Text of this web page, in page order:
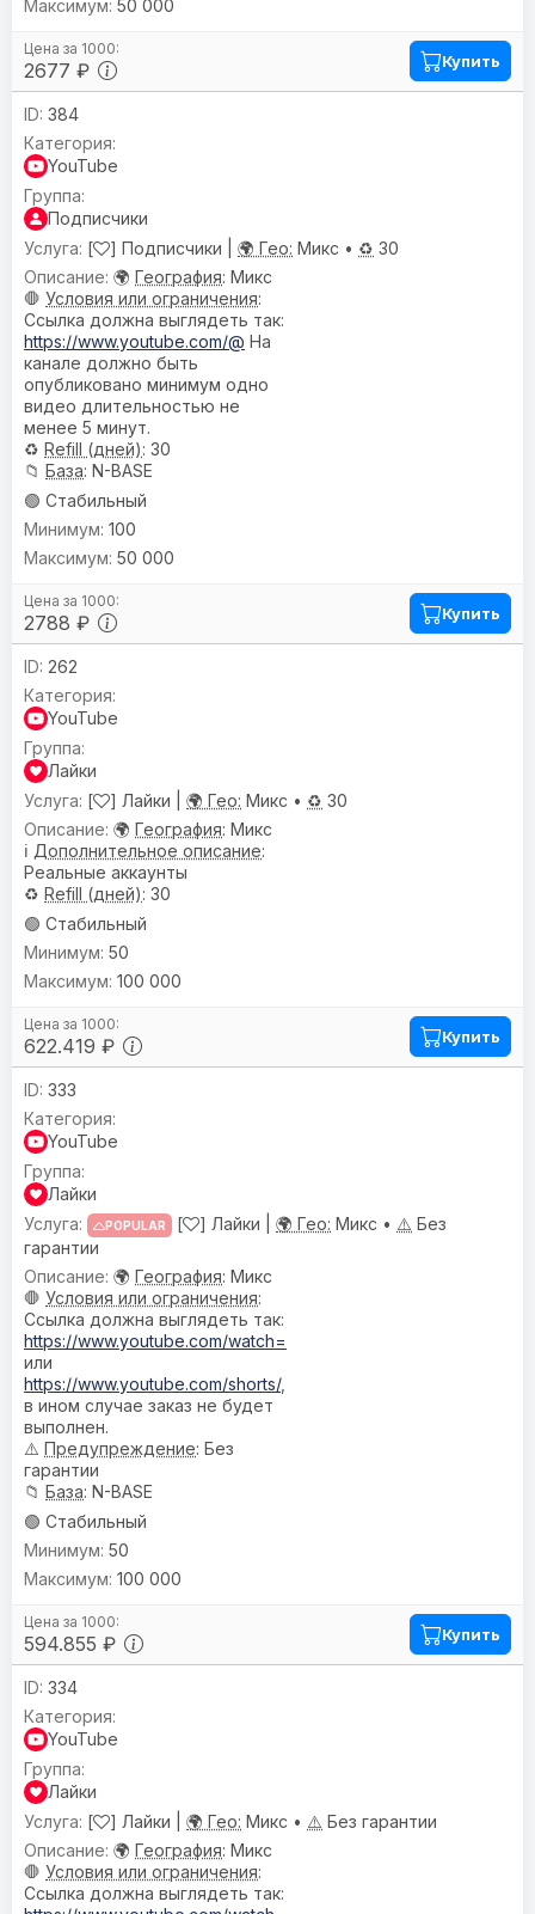
2677 ₽
50 000
Купить
384
YouTube
Подписчики
[
] Подписчики | 🌍 Гео: Микс • ♻️ 30
🌍 География: Микс
🛑 Условия или ограничения:
Ссылка должна выглядеть так:
https://www.youtube.com/@ На
канале должно быть
опубликовано минимум одно
видео длительностью не
менее 5 минут.
♻️ Refill (дней): 30
📁 База: N-BASE
🟢 Стабильный
2788 ₽
100
50 000
Купить
262
YouTube
Лайки
[
] Лайки | 🌍 Гео: Микс • ♻️ 30
🌍 География: Микс
ℹ️ Дополнительное описание:
Реальные аккаунты
♻️ Refill (дней): 30
🟢 Стабильный
622.419 ₽
50
100 000
Купить
333
YouTube
Лайки
POPULAR [ ] Лайки | 🌍 Гео: Микс • ⚠️ Без
гарантии
🌍 География: Микс
🛑 Условия или ограничения:
Ссылка должна выглядеть так:
https://www.youtube.com/watch=
или
https://www.youtube.com/shorts/,
в ином случае заказ не будет
выполнен.
⚠️ Предупреждениe: Без
гарантии
📁 База: N-BASE
🟢 Стабильный
594.855 ₽
50
100 000
Купить
334
YouTube
Лайки
[
] Лайки | 🌍 Гео: Микс • ⚠️ Без гарантии
🌍 География: Микс
🛑 Условия или ограничения:
Ссылка должна выглядеть так: